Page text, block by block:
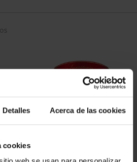
Detalles Acerca de las cookies
cookies
SUSCRIPCIÓN